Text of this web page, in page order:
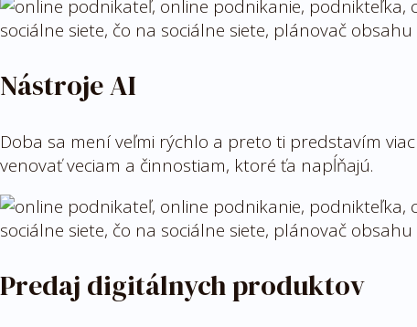
Nástroje AI
Doba sa mení veľmi rýchlo a preto ti predstavím
venovať veciam a činnostiam, ktoré ťa napĺňajú.
Predaj digitálnych produktov